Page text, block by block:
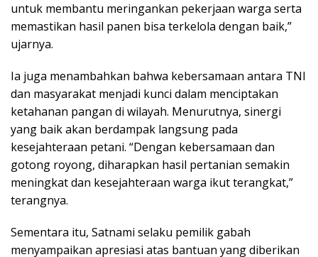
untuk membantu meringankan pekerjaan warga serta
memastikan hasil panen bisa terkelola dengan baik,”
ujarnya.
Ia juga menambahkan bahwa kebersamaan antara TNI
dan masyarakat menjadi kunci dalam menciptakan
ketahanan pangan di wilayah. Menurutnya, sinergi
yang baik akan berdampak langsung pada
kesejahteraan petani. “Dengan kebersamaan dan
gotong royong, diharapkan hasil pertanian semakin
meningkat dan kesejahteraan warga ikut terangkat,”
terangnya.
Sementara itu, Satnami selaku pemilik gabah
menyampaikan apresiasi atas bantuan yang diberikan